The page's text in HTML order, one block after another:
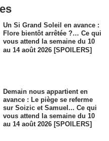
Un Si Grand Soleil en avance :
Flore bientôt arrêtée ?… Ce qui
vous attend la semaine du 10
au 14 août 2026 [SPOILERS]
Demain nous appartient en
avance : Le piège se referme
sur Soizic et Samuel... Ce qui
vous attend la semaine du 10
au 14 août 2026 [SPOILERS]